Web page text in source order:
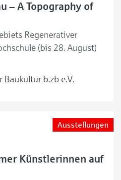
– A Topography of
Regenerativer
(bis 28. August)
Baukultur b.zb e.V.
Ausstellungen
Künstlerinnen auf